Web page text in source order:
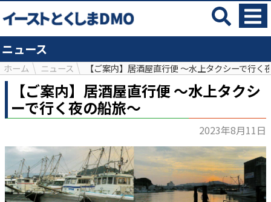
ニュース
ホーム ニュース 【ご案内】居酒屋直行便 ～水上タクシーで行く
【ご案内】居酒屋直行便 ～水上タクシ
ーで行く夜の船旅～
2023年8月11日